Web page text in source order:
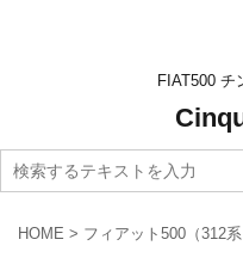
FIAT500 チ
HOME > フィアット500（312系